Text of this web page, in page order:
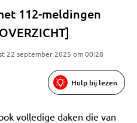
112-meldingen
22 september 2025 om 00:28
Hulp bij lezen
volledige daken die van